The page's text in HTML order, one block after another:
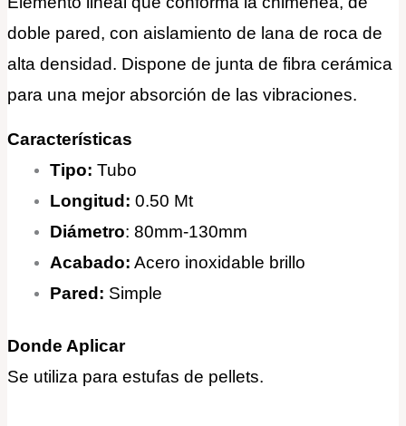
doble pared, con aislamiento de lana de roca de
alta densidad. Dispone de junta de fibra cerámica
para una mejor absorción de las vibraciones.
Características
Tipo: Tubo
Longitud: 0.50 Mt
Diámetro: 80mm-130mm
Acabado: Acero inoxidable brillo
Pared: Simple
Donde Aplicar
Se utiliza para estufas de pellets.